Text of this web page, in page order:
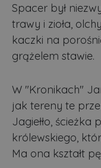
Spacer był
trawy i zioła,
kaczki na
grążelem stawie.
W "Kronikach"
jak tereny te
Jagiełło,
królewskiego,
Ma ona kształt